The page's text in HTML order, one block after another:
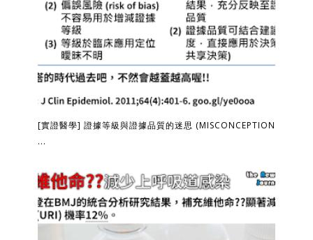
[實證醫學] 證據等級與證據品質的迷思 (MISCONCEPTION
...